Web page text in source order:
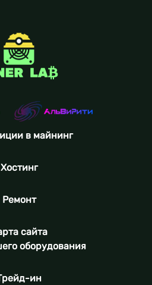
в майнинг
Хостинг
Ремонт
сайта
оборудования
ин